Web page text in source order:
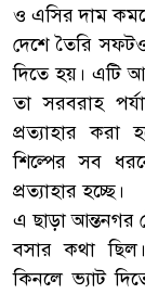
ও এসির দাম
দেশে তৈরি
দিতে হয়। এটি
তা সরবরাহ
প্রত্যাহার করা
শিল্পের সব
প্রত্যাহার হচ্ছে।
এ ছাড়া আন্তনগর
বসার কথা ছিল।
কিনলে ভ্যাট